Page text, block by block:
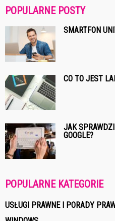
POPULARNE POSTY
SMARTFON
CO TO JEST
JAK
GOOGLE?
POPULARNE KATEGORIE
USŁUGI PRAWNE I PORADY